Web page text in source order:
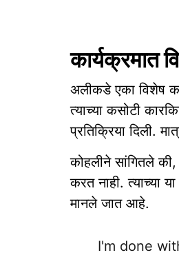
कार्यक्रमात
अलीकडे एका विशेष
त्याच्या कसोटी
प्रतिक्रिया दिली.
कोहलीने सांगितले की,
करत नाही. त्याच्या
मानले जात आहे.
I'm done